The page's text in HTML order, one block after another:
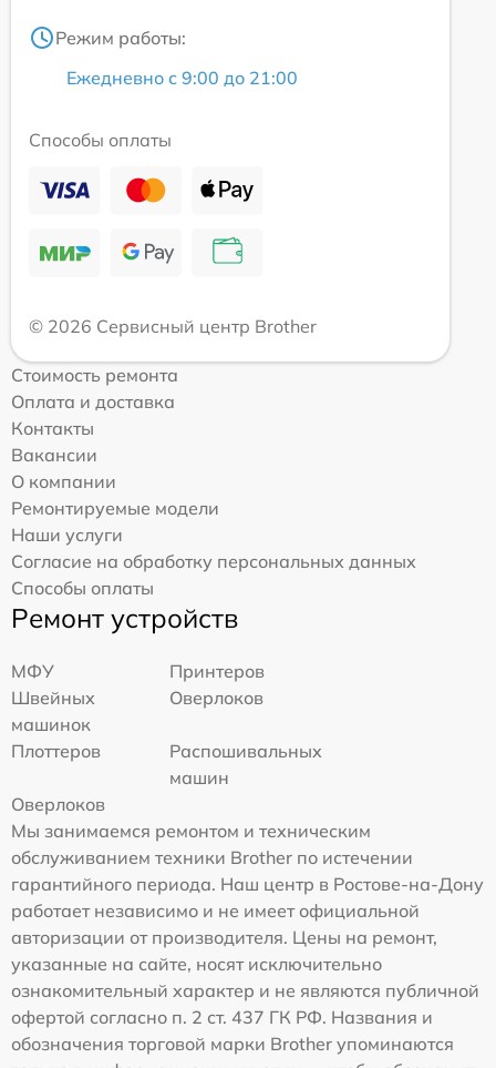
Режим работы:
Ежедневно с 9:00 до 21:00
Способы оплаты
© 2026 Сервисный центр Brother
Стоимость ремонта
Оплата и доставка
Контакты
Вакансии
О компании
Ремонтируемые модели
Наши услуги
Согласие на обработку персональных данных
Способы оплаты
Ремонт устройств
МФУ
Принтеров
Швейных
машинок
Оверлоков
Плоттеров
Распошивальных
машин
Оверлоков
Мы занимаемся ремонтом и техническим
обслуживанием техники Brother по истечении
гарантийного периода. Наш центр в Ростове-на-Дону
работает независимо и не имеет официальной
авторизации от производителя. Цены на ремонт,
указанные на сайте, носят исключительно
ознакомительный характер и не являются публичной
офертой согласно п. 2 ст. 437 ГК РФ. Названия и
обозначения торговой марки Brother упоминаются